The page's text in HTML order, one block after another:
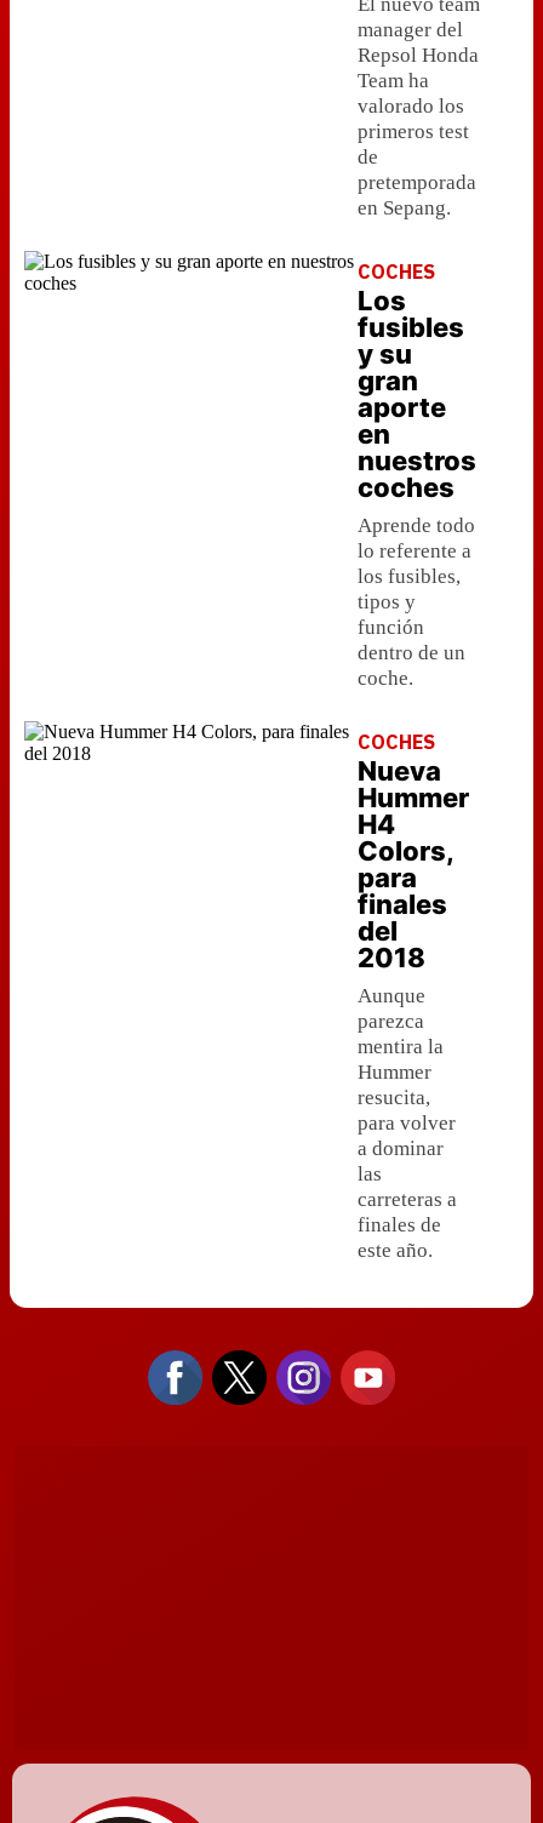
manager del
Repsol Honda
Team ha
valorado los
primeros test
de
pretemporada
en Sepang.
COCHES
Los
fusibles
y su
gran
aporte
en
nuestros
coches
Aprende todo
lo referente a
los fusibles,
tipos y
función
dentro de un
coche.
COCHES
Nueva
Hummer
H4
Colors,
para
finales
del
2018
Aunque
parezca
mentira la
Hummer
resucita,
para volver
a dominar
las
carreteras a
finales de
este año.